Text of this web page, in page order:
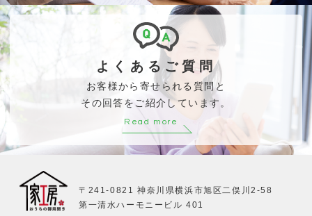
よくあるご質問
お客様から寄せられる質問と
その回答をご紹介しています。
Read more
〒241-0821 神奈川県横浜市旭区二俣川2-58
第一清水ハーモニービル 401